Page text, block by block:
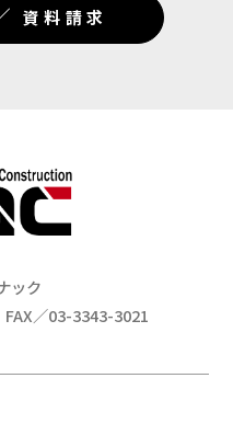
資料請求
ック
FAX／03-3343-3021